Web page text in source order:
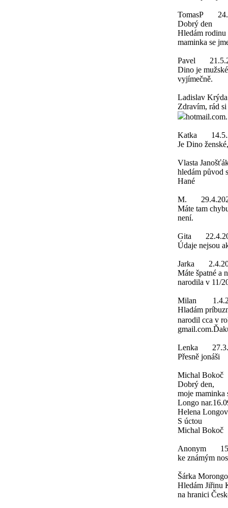
TomasP
Dobrý den
Hledám
maminka se
Pavel
Dino je
vyjímečně.
Ladislav Krýda
Zdravím, rád
Katka
Je Dino
Vlasta
hledám původ
Hané
M.
Máte tam
není.
Gita
Údaje nejsou
Jarka
Máte špatné a
narodila v 11/
Milan
Hladám
narodil cca v
Lenka
Přesně jonáši
Michal Bokoč
Dobrý den,
moje maminka
Longo
Helena
S úctou
Michal Bokoč
Anonym
ke známým
Šárka
Hledám Jiřinu
na hranici